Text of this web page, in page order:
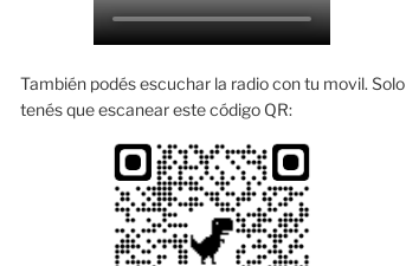
También podés escuchar la radio con tu movil. Solo
tenés que escanear este código QR: